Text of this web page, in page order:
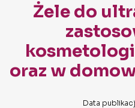
Żele do
oraz w
Data